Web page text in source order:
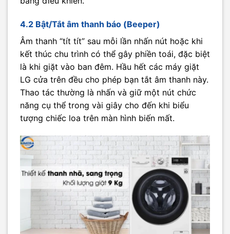
4.2 Bật/Tắt âm thanh báo (Beeper)
Âm thanh “tít tít” sau mỗi lần nhấn nút hoặc khi
kết thúc chu trình có thể gây phiền toái, đặc biệt
là khi giặt vào ban đêm. Hầu hết các máy giặt
LG cửa trên đều cho phép bạn tắt âm thanh này.
Thao tác thường là nhấn và giữ một nút chức
năng cụ thể trong vài giây cho đến khi biểu
tượng chiếc loa trên màn hình biến mất.